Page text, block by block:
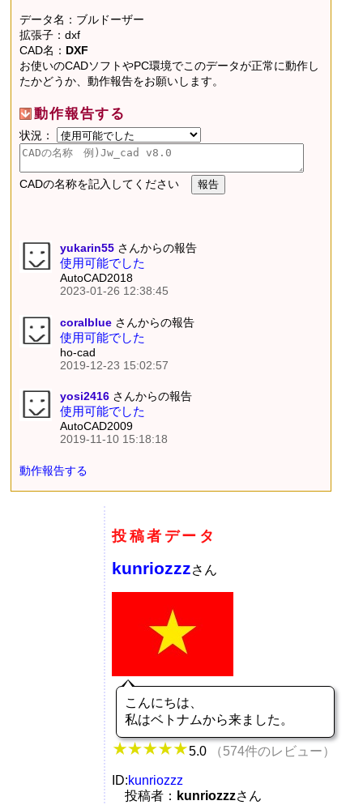
データ名：ブルドーザー
拡張子：dxf
CAD名： DXF
お使いのCADソフトやPC環境でこのデータが正常に動作し
たかどうか、動作報告をお願いします。
動作報告する
状況：
CADの名称を記入してください
yukarin55 さんからの報告
使用可能でした
AutoCAD2018
2023-01-26 12:38:45
coralblue さんからの報告
使用可能でした
ho-cad
2019-12-23 15:02:57
yosi2416 さんからの報告
使用可能でした
AutoCAD2009
2019-11-10 15:18:18
動作報告する
投稿者データ
kunriozzzさん
こんにちは、
私はベトナムから来ました。
5.0 （574件のレビュー）
ID:kunriozzz
投稿者： kunriozzzさん